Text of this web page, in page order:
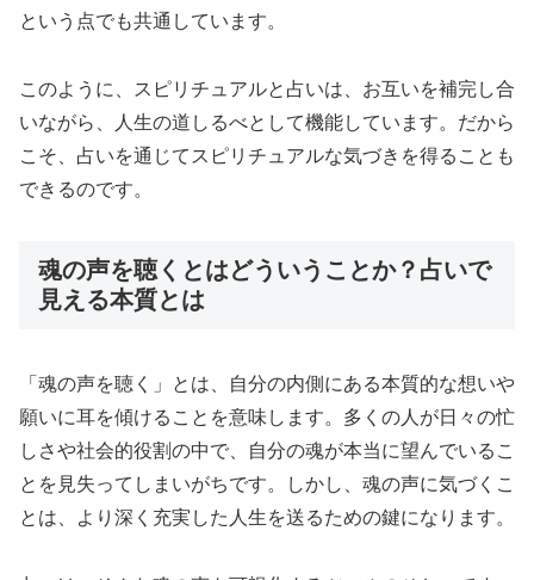
という点でも共通しています。
このように、スピリチュアルと占いは、お互いを補完し合
いながら、人生の道しるべとして機能しています。だから
こそ、占いを通じてスピリチュアルな気づきを得ることも
できるのです。
魂の声を聴くとはどういうことか？占いで
見える本質とは
「魂の声を聴く」とは、自分の内側にある本質的な想いや
願いに耳を傾けることを意味します。多くの人が日々の忙
しさや社会的役割の中で、自分の魂が本当に望んでいるこ
とを見失ってしまいがちです。しかし、魂の声に気づくこ
とは、より深く充実した人生を送るための鍵になります。